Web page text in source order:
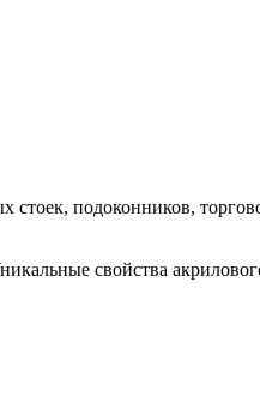
стоек, подоконников,
свойства